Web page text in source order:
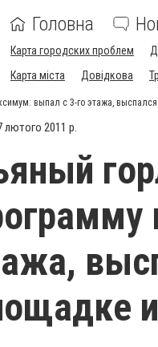
Головна
Карта городских проблем
Карта міста
Довідкова
выпал с 3-го этажа,
лютого 2011 р.